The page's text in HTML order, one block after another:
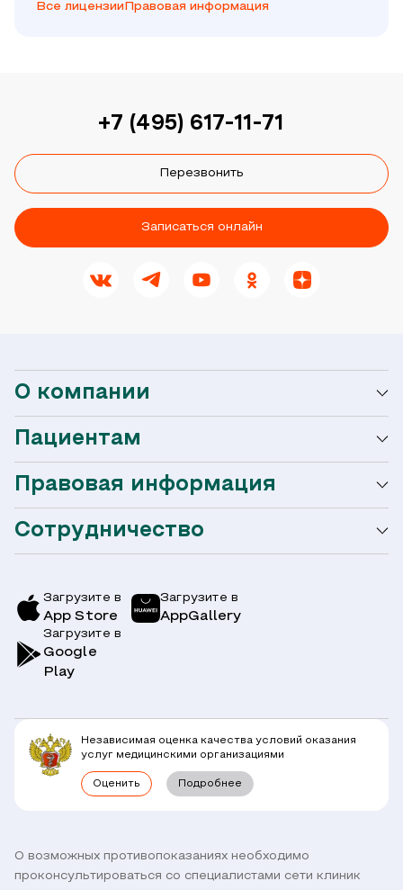
Все лицензии Правовая информация
+7 (495) 617-11-71
Перезвонить
Записаться онлайн
О компании
О сети Ниармедик
Услуги и цены
Врачи
Клиники
Комплексные программы
Наши партнеры и клиенты
Пациентам
Мобильное приложение
Акции
Симптомы
Правовая информация
Горячая линия / контроль качества
Связь с директором
Правовая информация
Оформление налогового вычета
Вопрос-Ответ по ОМС
Прямое прикрепление сотрудников
Договор оферты
Сотрудничество
О возможных противопоказаниях необходимо
проконсультироваться со специалистами сети клиник
Загрузите в
App Store
Загрузите в
AppGallery
Загрузите в
Google
Play
Независимая оценка качества условий оказания
услуг медицинскими организациями
Оценить Подробнее